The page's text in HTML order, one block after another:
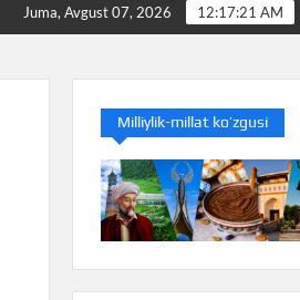
Baliq nimani anglatishini bilasizmi
Juma, Avgust 07, 2026 12:17:21 AM
Milliylik-millat ko’zgusi